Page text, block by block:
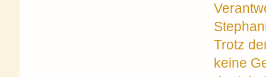
Trotz
keine